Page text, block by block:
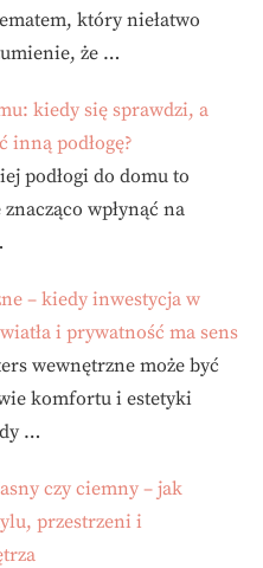
który niełatwo
że …
kiedy się sprawdzi, a
inną podłogę?
podłogi do domu to
wpłynąć na
– kiedy inwestycja w
i prywatność ma sens
wewnętrzne może być
komfortu i estetyki
…
czy ciemny – jak
przestrzeni i